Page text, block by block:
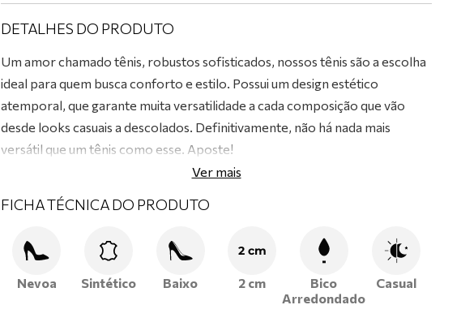
DETALHES DO PRODUTO
Um amor chamado tênis, robustos sofisticados, nossos tênis são a escolha
ideal para quem busca conforto e estilo. Possui um design estético
atemporal, que garante muita versatilidade a cada composição que vão
desde looks casuais a descolados. Definitivamente, não há nada mais
versátil que um tênis como esse. Aposte!
Ver mais
FICHA TÉCNICA DO PRODUTO
Nevoa Sintético Baixo
2 cm
2 cm
Bico
Arredondado
Casual